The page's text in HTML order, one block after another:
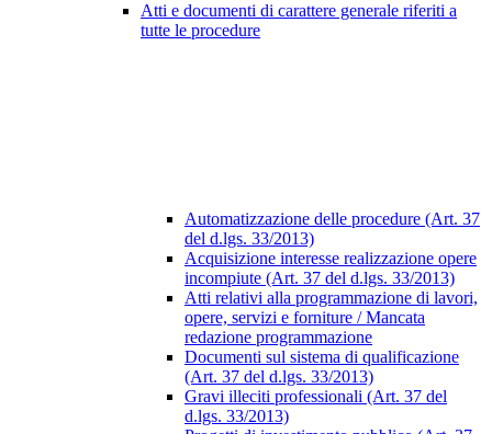
Atti e documenti di carattere generale riferiti a
tutte le procedure
Automatizzazione delle procedure (Art. 37
del d.lgs. 33/2013)
Acquisizione interesse realizzazione opere
incompiute (Art. 37 del d.lgs. 33/2013)
Atti relativi alla programmazione di lavori,
opere, servizi e forniture / Mancata
redazione programmazione
Documenti sul sistema di qualificazione
(Art. 37 del d.lgs. 33/2013)
Gravi illeciti professionali (Art. 37 del
d.lgs. 33/2013)